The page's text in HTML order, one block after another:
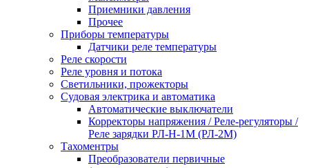
Приемники давления
Прочее
Приборы температуры
Датчики реле температуры
Реле скорости
Реле уровня и потока
Светильники, прожекторы
Судовая электрика и автоматика
Автоматические выключатели
Корректоры напряжения / Реле-регуляторы /
Реле зарядки РЛ-Н-1М (РЛ-2М)
Тахоментры
Преобразователи первичные